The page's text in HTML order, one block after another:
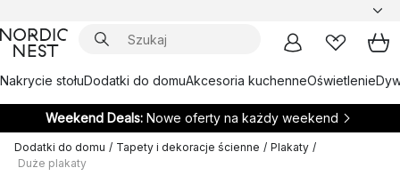
Nakrycie stołuDodatki do domuAkcesoria kuchenneOświetlenie
Weekend Deals: Nowe oferty na każdy weekend
Dodatki do domu / Tapety i dekoracje ścienne / Plakaty /
Duże plakaty